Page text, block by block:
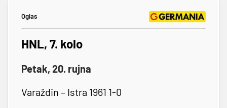
Oglas
HNL, 7. kolo
Petak, 20. rujna
Varaždin – Istra 1961 1-0